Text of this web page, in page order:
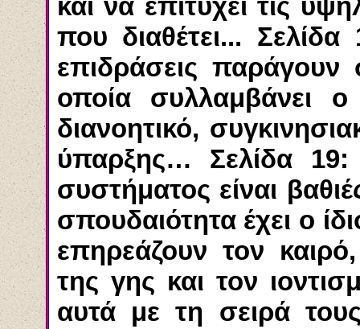
και να επιτύχει τις
που διαθέτει...
επιδράσεις παράγουν
οποία συλλαμβάνει
διανοητικό,
ύπαρξης… Σελίδα 19:
συστήματος είναι
σπουδαιότητα έχει ο
επηρεάζουν τον
της γης και τον
αυτά με τη σειρά